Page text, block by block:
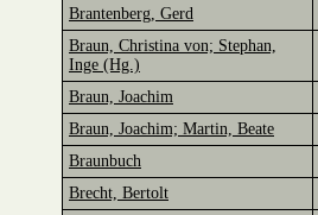
Brantenberg, Gerd
Braun, Christina von; Stephan,
Inge (Hg.)
Braun, Joachim
Braun, Joachim; Martin, Beate
Braunbuch
Brecht, Bertolt